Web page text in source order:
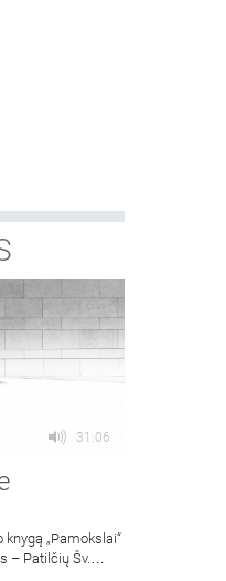
31:06
„Pamokslai“
– Patilčių Šv.